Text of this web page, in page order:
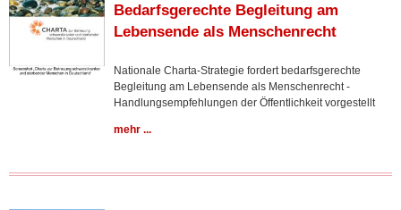
Bedarfsgerechte Begleitung am
Lebensende als Menschenrecht
Nationale Charta-Strategie fordert bedarfsgerechte
Begleitung am Lebensende als Menschenrecht -
Handlungsempfehlungen der Öffentlichkeit vorgestellt
mehr ...